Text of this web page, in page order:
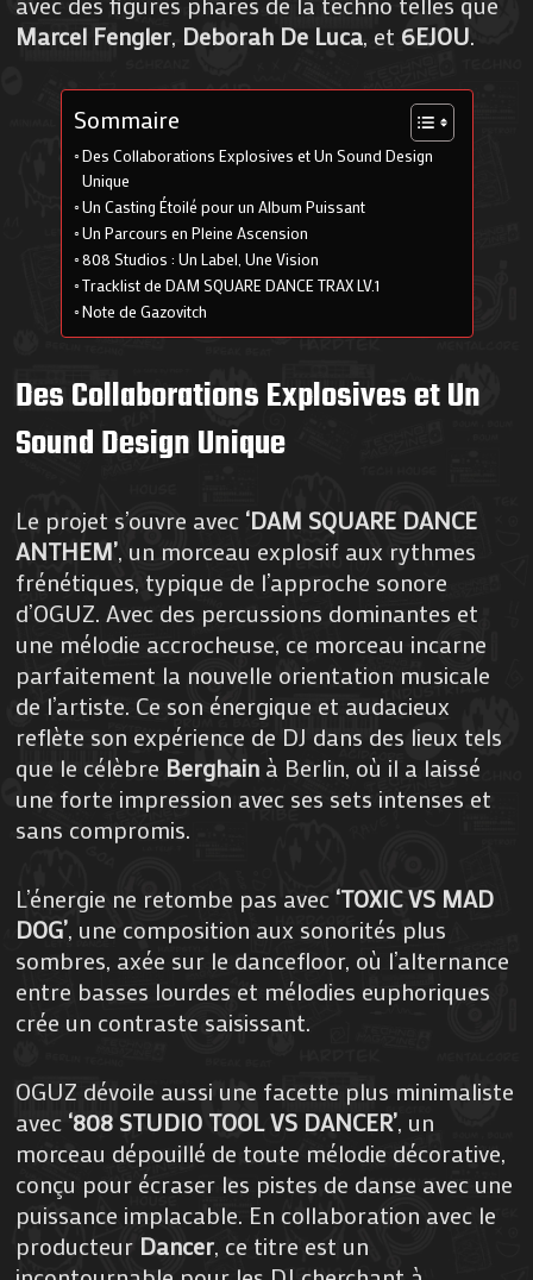
Marcel Fengler, Deborah De Luca, et 6EJOU.
Sommaire
Des Collaborations Explosives et Un Sound Design
Unique
Un Casting Étoilé pour un Album Puissant
Un Parcours en Pleine Ascension
808 Studios : Un Label, Une Vision
Tracklist de DAM SQUARE DANCE TRAX LV.1
Note de Gazovitch
Des Collaborations Explosives et Un
Sound Design Unique
Le projet s’ouvre avec ‘DAM SQUARE DANCE
ANTHEM’, un morceau explosif aux rythmes
frénétiques, typique de l’approche sonore
d’OGUZ. Avec des percussions dominantes et
une mélodie accrocheuse, ce morceau incarne
parfaitement la nouvelle orientation musicale
de l’artiste. Ce son énergique et audacieux
reflète son expérience de DJ dans des lieux tels
que le célèbre Berghain à Berlin, où il a laissé
une forte impression avec ses sets intenses et
sans compromis.
L’énergie ne retombe pas avec ‘TOXIC VS MAD
DOG’, une composition aux sonorités plus
sombres, axée sur le dancefloor, où l’alternance
entre basses lourdes et mélodies euphoriques
crée un contraste saisissant.
OGUZ dévoile aussi une facette plus minimaliste
avec ‘808 STUDIO TOOL VS DANCER’, un
morceau dépouillé de toute mélodie décorative,
conçu pour écraser les pistes de danse avec une
puissance implacable. En collaboration avec le
producteur Dancer, ce titre est un